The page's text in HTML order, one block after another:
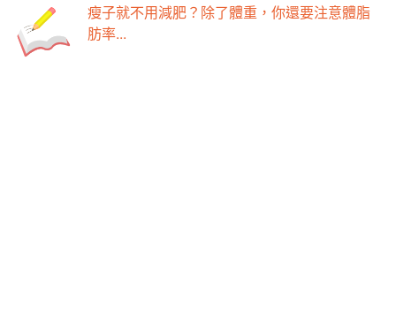
瘦子就不用減肥？除了體重，你還要注意體脂
肪率...